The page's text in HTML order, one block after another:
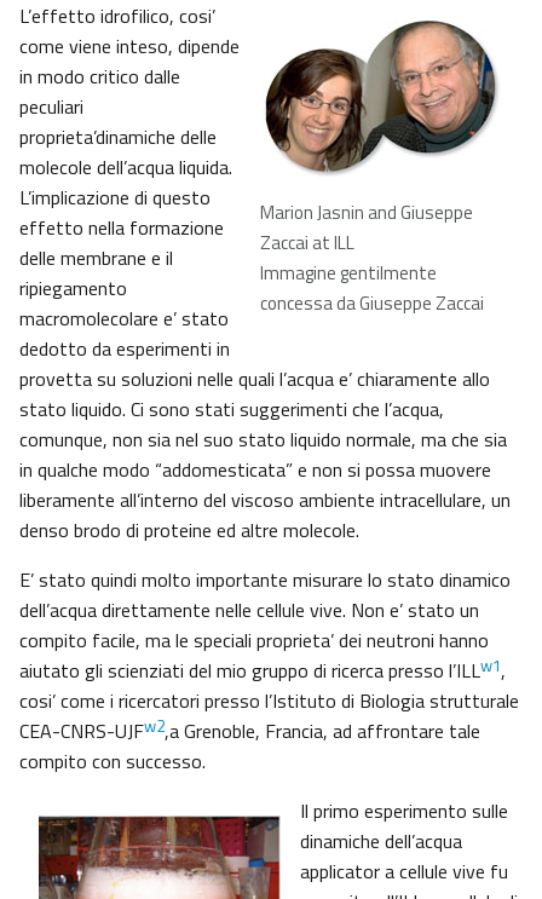
Marion Jasnin and Giuseppe
Zaccai at ILL
Immagine gentilmente
concessa da Giuseppe Zaccai
L’effetto idrofilico, cosi’
come viene inteso, dipende
in modo critico dalle
peculiari
proprieta’dinamiche delle
molecole dell’acqua liquida.
L’implicazione di questo
effetto nella formazione
delle membrane e il
ripiegamento
macromolecolare e’ stato
dedotto da esperimenti in
provetta su soluzioni nelle quali l’acqua e’ chiaramente allo
stato liquido. Ci sono stati suggerimenti che l’acqua,
comunque, non sia nel suo stato liquido normale, ma che sia
in qualche modo “addomesticata” e non si possa muovere
liberamente all’interno del viscoso ambiente intracellulare, un
denso brodo di proteine ed altre molecole.
E’ stato quindi molto importante misurare lo stato dinamico
dell’acqua direttamente nelle cellule vive. Non e’ stato un
compito facile, ma le speciali proprieta’ dei neutroni hanno
aiutato gli scienziati del mio gruppo di ricerca presso l’ILLw1,
cosi’ come i ricercatori presso l’Istituto di Biologia strutturale
CEA-CNRS-UJFw2,a Grenoble, Francia, ad affrontare tale
compito con successo.
Il primo esperimento sulle
dinamiche dell’acqua
applicator a cellule vive fu